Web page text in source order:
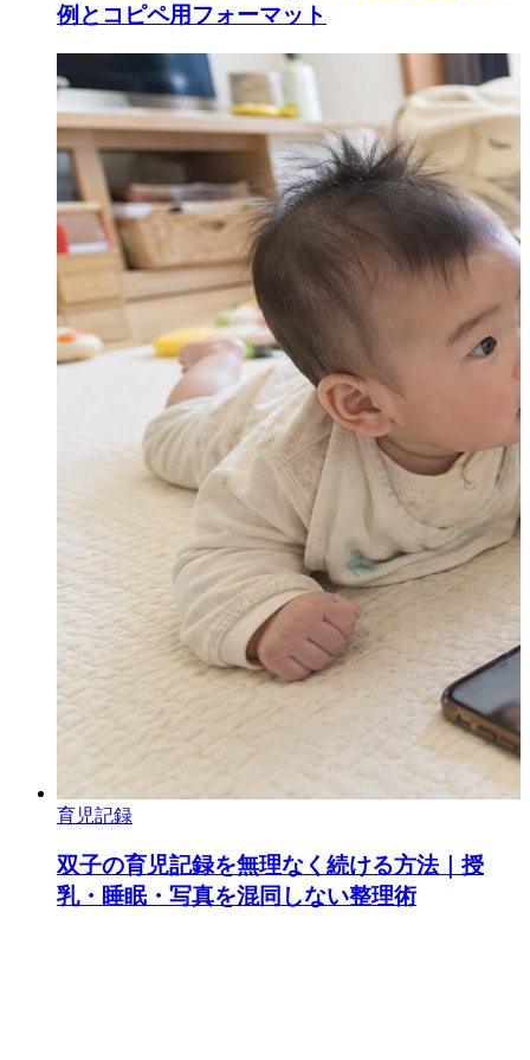
例とコピペ用フォーマット
育児記録
双子の育児記録を無理なく続ける方法｜授
乳・睡眠・写真を混同しない整理術